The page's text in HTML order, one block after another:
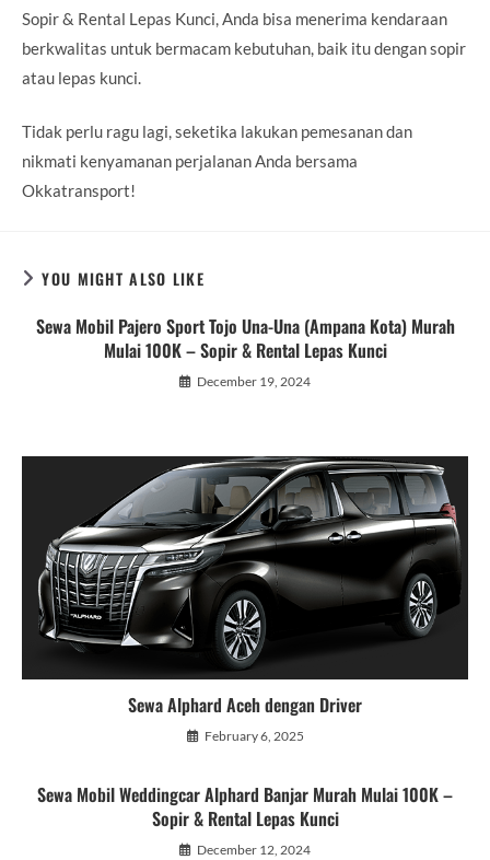
Sopir & Rental Lepas Kunci, Anda bisa menerima kendaraan
berkwalitas untuk bermacam kebutuhan, baik itu dengan sopir
atau lepas kunci.
Tidak perlu ragu lagi, seketika lakukan pemesanan dan
nikmati kenyamanan perjalanan Anda bersama
Okkatransport!
YOU MIGHT ALSO LIKE
Sewa Mobil Pajero Sport Tojo Una-Una (Ampana Kota) Murah
Mulai 100K – Sopir & Rental Lepas Kunci
December 19, 2024
Sewa Alphard Aceh dengan Driver
February 6, 2025
Sewa Mobil Weddingcar Alphard Banjar Murah Mulai 100K –
Sopir & Rental Lepas Kunci
December 12, 2024